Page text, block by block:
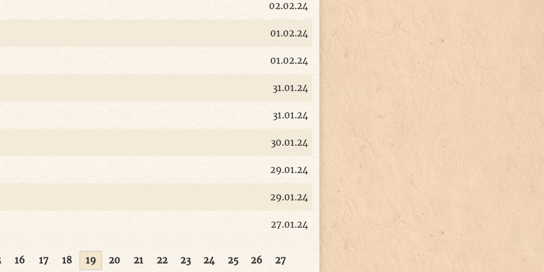
02.02.24
01.02.24
01.02.24
31.01.24
31.01.24
30.01.24
29.01.24
29.01.24
27.01.24
16 17 18 19 20 21 22 23 24 25 26 27